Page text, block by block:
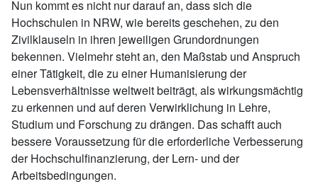
Nun kommt es nicht nur darauf an, dass sich die
Hochschulen in NRW, wie bereits geschehen, zu den
Zivilklauseln in ihren jeweiligen Grundordnungen
bekennen. Vielmehr steht an, den Maßstab und Anspruch
einer Tätigkeit, die zu einer Humanisierung der
Lebensverhältnisse weltweit beiträgt, als wirkungsmächtig
zu erkennen und auf deren Verwirklichung in Lehre,
Studium und Forschung zu drängen. Das schafft auch
bessere Voraussetzung für die erforderliche Verbesserung
der Hochschulfinanzierung, der Lern- und der
Arbeitsbedingungen.